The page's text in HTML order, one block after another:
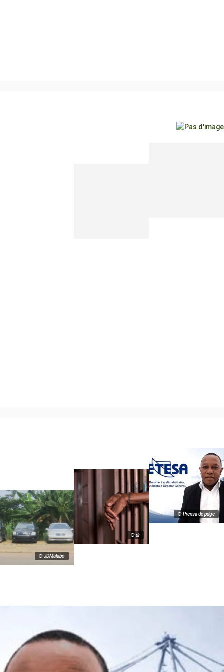
© Prensa de pdge
© dr
© JDMalabo